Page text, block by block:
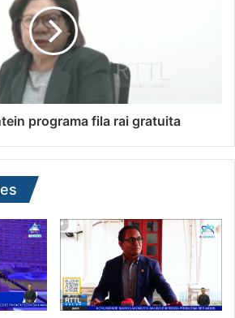
programa fila rai gratuita